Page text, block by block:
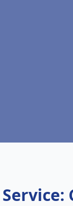
Service: